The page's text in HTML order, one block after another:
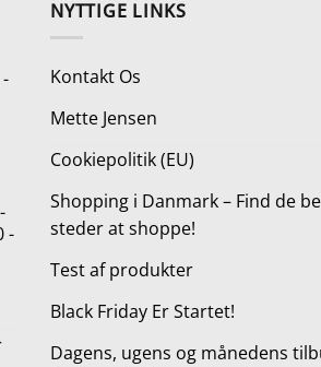
-
NYTTIGE LINKS
Kontakt Os
Mette Jensen
Cookiepolitik (EU)
Shopping i Danmark – Find de
steder at shoppe!
Test af produkter
Black Friday Er Startet!
Dagens, ugens og månedens